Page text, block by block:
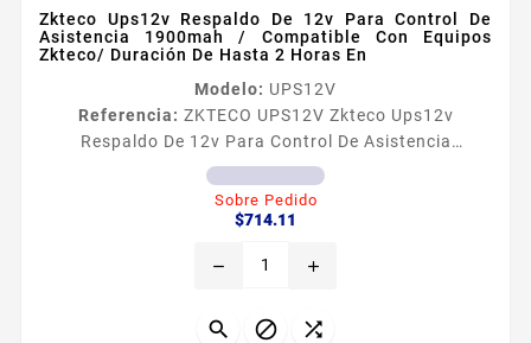
Zkteco Ups12v Respaldo De 12v Para Control De
Asistencia 1900mah / Compatible Con Equipos
Zkteco/ Duración De Hasta 2 Horas En
Modelo: UPS12V
Referencia: ZKTECO UPS12V Zkteco Ups12v
Respaldo De 12v Para Control De Asistencia
1900mah / Compatible Con Equipos Zkteco/
Duración De Hasta 2 Horas En Información general
Esta unidad de respaldo UPS le permite tener su
energia eléctrica en sus instalaciones Funciona como
nuestro equipo mientras la energia...
Sobre Pedido
$714.11
remove add
  